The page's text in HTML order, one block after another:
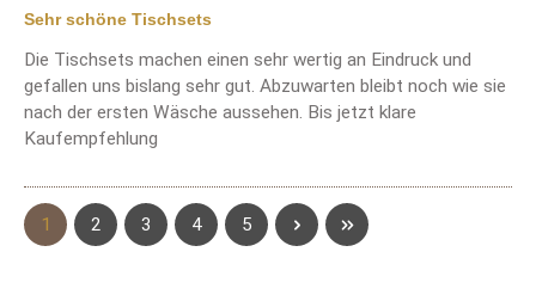
Review with rating of 5 out of 5 stars
Sehr schöne Tischsets
Die Tischsets machen einen sehr wertig an Eindruck und
gefallen uns bislang sehr gut. Abzuwarten bleibt noch wie sie
nach der ersten Wäsche aussehen. Bis jetzt klare
Kaufempfehlung
Page
1 Page
2 Page
3 Page
4 Page
5